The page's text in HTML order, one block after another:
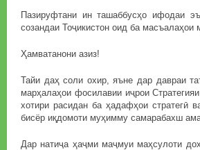
Пазируфтани ин ташаббусҳо ифодаи
созандаи Тоҷикистон оид ба
Ҳамватанони азиз!
Тайи даҳ соли охир, яъне дар давраи
марҳалаҳои фосилавии иҷрои
хотири расидан ба ҳадафҳои стратегӣ
бисёр иқдомоти муҳимму самарабахш
Дар натиҷа ҳаҷми маҷмуи маҳсулоти